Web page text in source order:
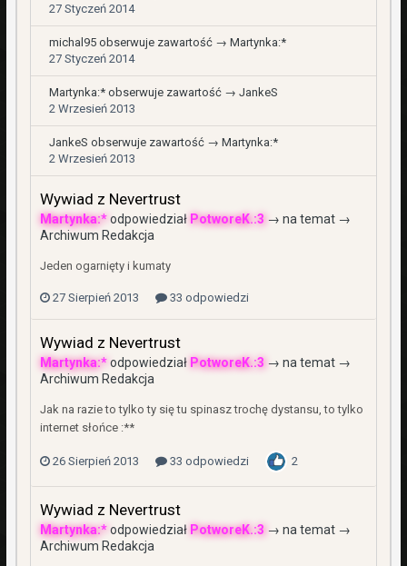
27 Styczeń 2014
michal95obserwuje zawartość → Martynka:*
27 Styczeń 2014
Martynka:*obserwuje zawartość → JankeS
2 Wrzesień 2013
JankeS obserwuje zawartość → Martynka:*
2 Wrzesień 2013
Wywiad z Nevertrust
Martynka:*odpowiedział PotworeK.:3 → na temat →
Archiwum Redakcja
Jeden ogarnięty i kumaty
27 Sierpień 2013 33 odpowiedzi
Wywiad z Nevertrust
Martynka:*odpowiedział PotworeK.:3 → na temat →
Archiwum Redakcja
Jak na razie to tylko ty się tu spinasz trochę dystansu, to tylko
internet słońce :**
26 Sierpień 2013 33 odpowiedzi 2
Wywiad z Nevertrust
Martynka:*odpowiedział PotworeK.:3 → na temat →
Archiwum Redakcja